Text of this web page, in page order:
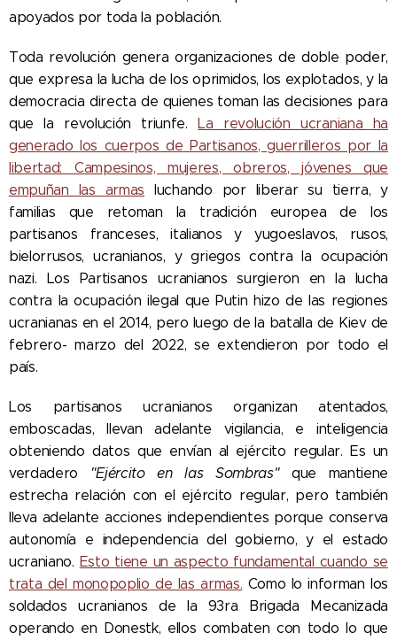
apoyados por toda la población.
Toda revolución genera organizaciones de doble poder,
que expresa la lucha de los oprimidos, los explotados, y la
democracia directa de quienes toman las decisiones para
que la revolución triunfe.La revolución ucraniana ha
generado los cuerpos de Partisanos, guerrilleros por la
libertad: Campesinos, mujeres, obreros, jóvenes que
empuñan las armas luchando por liberar su tierra, y
familias que retoman la tradición europea de los
partisanos franceses, italianos y yugoeslavos, rusos,
bielorrusos, ucranianos, y griegos contra la ocupación
nazi. Los Partisanos ucranianos surgieron en la lucha
contra la ocupación ilegal que Putin hizo de las regiones
ucranianas en el 2014, pero luego de la batalla de Kiev de
febrero- marzo del 2022, se extendieron por todo el
país.
Los partisanos ucranianos organizan atentados,
emboscadas, llevan adelante vigilancia, e inteligencia
obteniendo datos que envían al ejército regular. Es un
verdadero "Ejército en las Sombras"que mantiene
estrecha relación con el ejército regular, pero también
lleva adelante acciones independientes porque conserva
autonomía e independencia del gobierno, y el estado
ucraniano. Esto tiene un aspecto fundamental cuando se
trata del monopoplio de las armas. Como lo informan los
soldados ucranianos de la 93ra Brigada Mecanizada
operando en Donestk, ellos combaten con todo lo que